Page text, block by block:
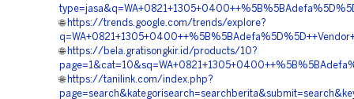
🌐 https://trends.google.com/trends/explore?
🌐 https://bela.gratisongkir.id/products/10?
🌐 https://tanilink.com/index.php?